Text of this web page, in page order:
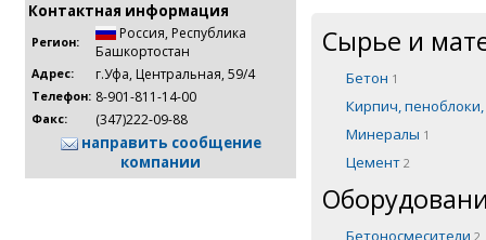
Контактная информация
Регион: Россия, Республика
Башкортостан
Адрес: г.Уфа, Центральная, 59/4
Телефон: 8-901-811-14-00
Факс: (347)222-09-88
направить сообщение
компании
Сырье и
Бетон 1
Кирпич,
Минералы 1
Цемент 2
Бетоносмесители 2